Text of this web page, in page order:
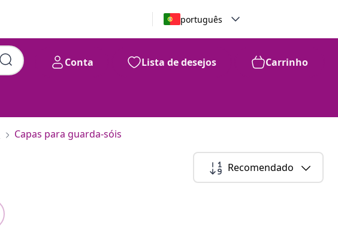
português
Conta Lista de desejos Carrinho
Capas para guarda-sóis
Recomendado